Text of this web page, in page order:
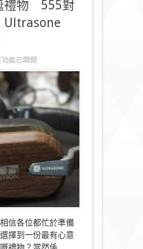
禮物 555對
Ultrasone
功能已關閉
信各位都忙於準備
擇到一份最有心意